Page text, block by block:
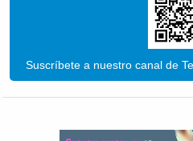
Suscríbete a nuestro canal de